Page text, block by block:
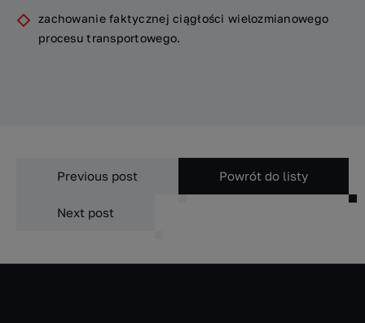
zachowanie faktycznej ciągłości wielozmianowego
procesu transportowego.
Previous post Powrót do listy
Next post